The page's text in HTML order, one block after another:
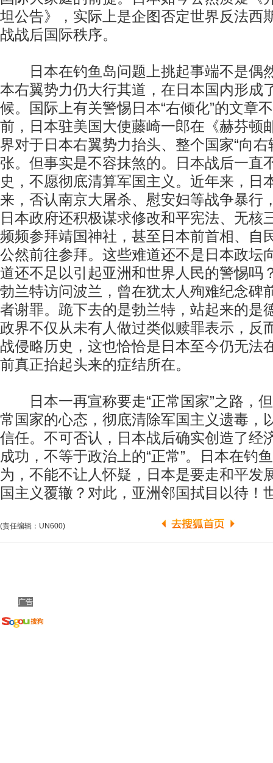
坦公告》，实际上是企图否定世界反法西
战战后国际秩序。
日本在钓鱼岛问题上挑起事端不是偶
本右翼势力仍大行其道，在日本国内形成
候。国际上有关警惕日本“右倾化”的文章
前，日本驻美国大使藤崎一郎在《赫芬顿
界对于日本右翼势力抬头、整个国家“向右
张。但事实是不容抹煞的。日本战后一直
史，不愿彻底清算军国主义。近年来，日
来，否认南京大屠杀、慰安妇等战争暴行
日本政府还积极谋求修改和平宪法、无核
频频参拜靖国神社，甚至日本前首相、自
公然前往参拜。这些难道还不是日本政坛
道还不足以引起亚洲和世界人民的警惕吗
勃兰特访问波兰，曾在犹太人殉难纪念碑
者谢罪。跪下去的是勃兰特，站起来的是
政界不仅从未有人做过类似赎罪表示，反
战侵略历史，这也恰恰是日本至今仍无法
前真正抬起头来的症结所在。
日本一再宣称要走“正常国家”之路，
常国家的心态，彻底清除军国主义遗毒，
信任。不可否认，日本战后确实创造了经
成功，不等于政治上的“正常”。日本在钓
为，不能不让人怀疑，日本是要走和平发
国主义覆辙？对此，亚洲邻国拭目以待！
(责任编辑：UN600)
广告